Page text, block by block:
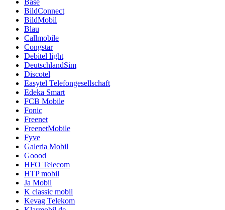
BildConnect
BildMobil
Blau
Callmobile
Congstar
Debitel light
DeutschlandSim
Discotel
Easytel Telefongesellschaft
Edeka Smart
FCB Mobile
Fonic
Freenet
FreenetMobile
Fyve
Galeria Mobil
Goood
HFO Telecom
HTP mobil
Ja Mobil
K classic mobil
Kevag Telekom